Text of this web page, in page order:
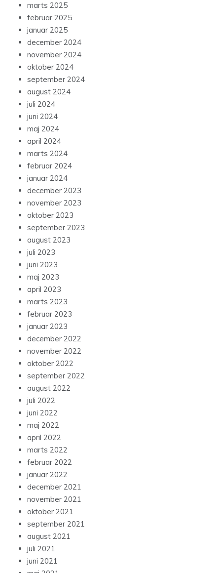
marts 2025
februar 2025
januar 2025
december 2024
november 2024
oktober 2024
september 2024
august 2024
juli 2024
juni 2024
maj 2024
april 2024
marts 2024
februar 2024
januar 2024
december 2023
november 2023
oktober 2023
september 2023
august 2023
juli 2023
juni 2023
maj 2023
april 2023
marts 2023
februar 2023
januar 2023
december 2022
november 2022
oktober 2022
september 2022
august 2022
juli 2022
juni 2022
maj 2022
april 2022
marts 2022
februar 2022
januar 2022
december 2021
november 2021
oktober 2021
september 2021
august 2021
juli 2021
juni 2021